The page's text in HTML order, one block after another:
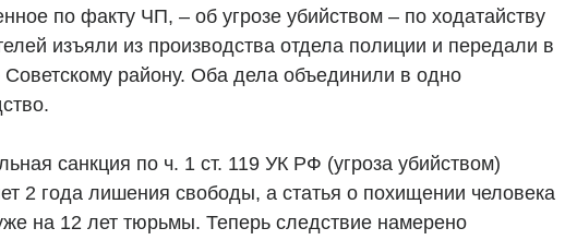
по факту ЧП, – об угрозе убийством – по ходатайству
изъяли из производства отдела полиции и передали в
району. Оба дела объединили в одно
санкция по ч. 1 ст. 119 УК РФ (угроза убийством)
2 года лишения свободы, а статья о похищении человека
на 12 лет тюрьмы. Теперь следствие намерено